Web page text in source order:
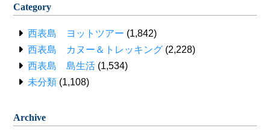
Category
西表島 ヨットツアー (1,842)
西表島 カヌー＆トレッキング (2,228)
西表島 島生活 (1,534)
未分類 (1,108)
Archive